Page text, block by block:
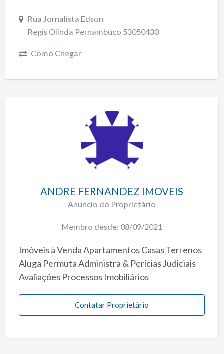
Rua Jornalista Edson
Regis Olinda Pernambuco 53050430
Como Chegar
ANDRE FERNANDEZ IMOVEIS
Anúncio do Proprietário
Membro desde: 08/09/2021
Imóveis à Venda Apartamentos Casas Terrenos
Aluga Permuta Administra & Perícias Judiciais
Avaliações Processos Imobiliários
Contatar Proprietário